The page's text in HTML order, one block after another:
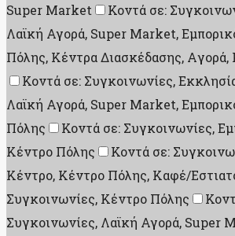
Super Market
Κοντά σε:
Λαϊκή Αγορά, Super Market,
Πόλης, Κέντρα Διασκέδασης, Aγορά,
Κοντά σε: Συγκοινωνίες,
Λαϊκή Αγορά, Super Market,
Πόλης
Κοντά σε: Συγκοινωνίες,
Κέντρο Πόλης
Κοντά σε:
Κέντρο, Κέντρο Πόλης, Καφέ/
Συγκοινωνίες, Κέντρο Πόλης
Συγκοινωνίες, Λαϊκή Αγορά, Super